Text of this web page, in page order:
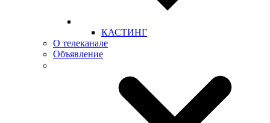
КАСТИНГ
О телеканале
Объявление